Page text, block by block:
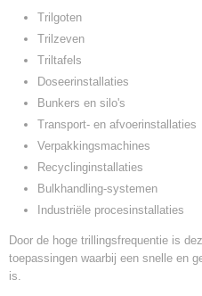
Trilgoten
Trilzeven
Triltafels
Doseerinstallaties
Bunkers en silo's
Transport- en afvoerinstallaties
Verpakkingsmachines
Recyclinginstallaties
Bulkhandling-systemen
Industriële procesinstallaties
Door de hoge trillingsfrequentie is
toepassingen waarbij een snelle en
is.